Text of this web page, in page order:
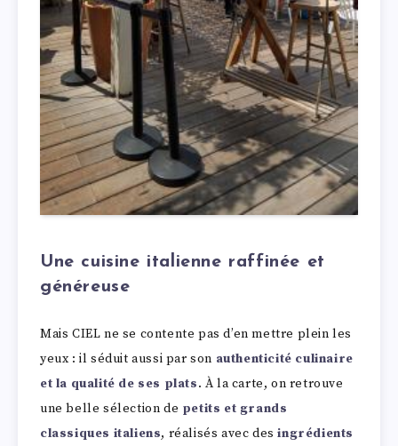
Une cuisine italienne raffinée et
généreuse
Mais CIEL ne se contente pas d’en mettre plein les
yeux : il séduit aussi par son authenticité culinaire
et la qualité de ses plats. À la carte, on retrouve
une belle sélection de petits et grands
classiques italiens, réalisés avec desingrédients